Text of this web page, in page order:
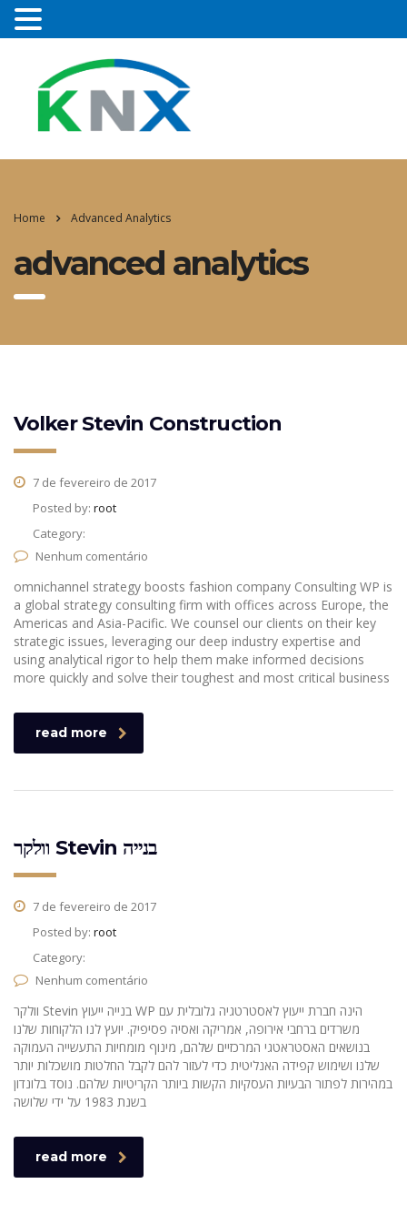
Home Advanced Analytics
advanced analytics
Volker Stevin Construction
7 de fevereiro de 2017
Posted by: root
Category:
Nenhum comentário
omnichannel strategy boosts fashion company Consulting WP is
a global strategy consulting firm with offices across Europe, the
Americas and Asia-Pacific. We counsel our clients on their key
strategic issues, leveraging our deep industry expertise and
using analytical rigor to help them make informed decisions
more quickly and solve their toughest and most critical business
read more
וולקר Stevin בנייה
7 de fevereiro de 2017
Posted by: root
Category:
Nenhum comentário
וולקר Stevin בנייה ייעוץ WP הינה חברת ייעוץ לאסטרטגיה גלובלית עם
משרדים ברחבי אירופה, אמריקה ואסיה פסיפיק. יועץ לנו הלקוחות שלנו
בנושאים האסטראטגי המרכזיים שלהם, מינוף מומחיות התעשייה העמוקה
שלנו ושימוש קפידה האנליטית כדי לעזור להם לקבל החלטות מושכלות יותר
במהירות לפתור הבעיות העסקיות הקשות ביותר הקריטיות שלהם. נוסד בלונדון
בשנת 1983 על ידי שלושה
read more